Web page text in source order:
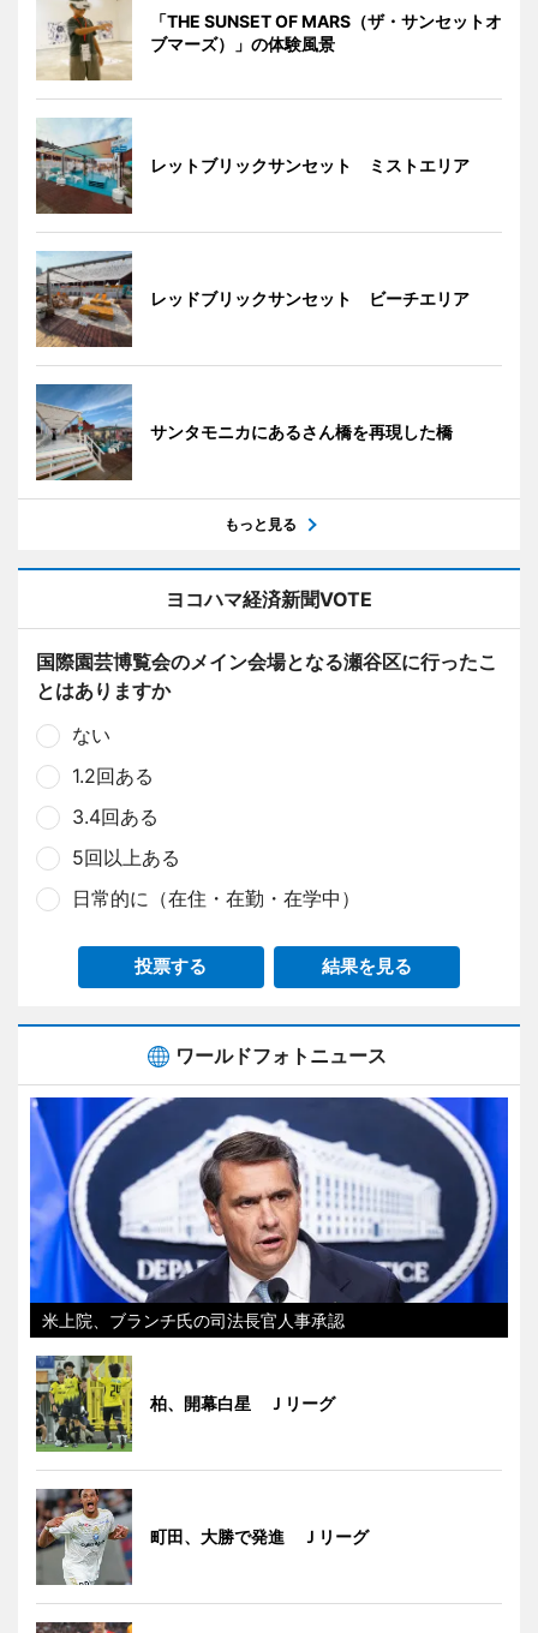
「THE SUNSET OF MARS（ザ・サンセットオ
ブマーズ）」の体験風景
レットブリックサンセット ミストエリア
レッドブリックサンセット ビーチエリア
サンタモニカにあるさん橋を再現した橋
もっと見る
ヨコハマ経済新聞VOTE
国際園芸博覧会のメイン会場となる瀬谷区に行ったこ
とはありますか
ない
1.2回ある
3.4回ある
5回以上ある
日常的に（在住・在勤・在学中）
投票する 結果を見る
ワールドフォトニュース
米上院、ブランチ氏の司法長官人事承認
柏、開幕白星 Ｊリーグ
町田、大勝で発進 Ｊリーグ